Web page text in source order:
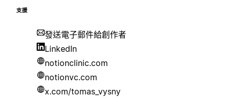
支援
發送電子郵件給創作者
LinkedIn
notionclinic.com
notionvc.com
x.com/tomas_vysny